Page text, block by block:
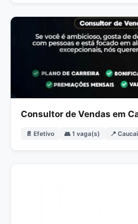
Consultor de Vendas em
📄 Efetivo 👥 1 vaga(s) 📍